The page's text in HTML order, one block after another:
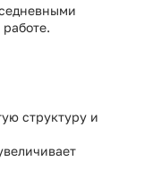
структуру и